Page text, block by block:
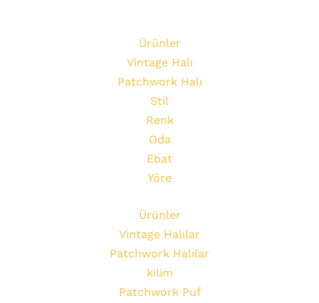
Ürünler
Vintage Halı
Patchwork Halı
Stil
Renk
Oda
Ebat
Yöre
Ürünler
Vintage Halılar
Patchwork Halılar
kilim
Patchwork Puf